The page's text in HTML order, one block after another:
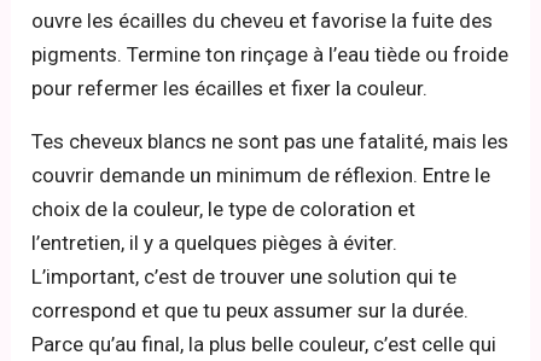
ouvre les écailles du cheveu et favorise la fuite des
pigments. Termine ton rinçage à l’eau tiède ou froide
pour refermer les écailles et fixer la couleur.
Tes cheveux blancs ne sont pas une fatalité, mais les
couvrir demande un minimum de réflexion. Entre le
choix de la couleur, le type de coloration et
l’entretien, il y a quelques pièges à éviter.
L’important, c’est de trouver une solution qui te
correspond et que tu peux assumer sur la durée.
Parce qu’au final, la plus belle couleur, c’est celle qui